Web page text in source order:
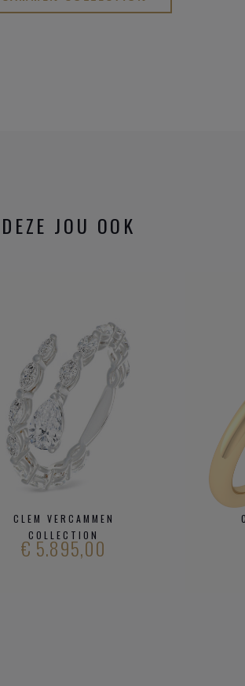
JOU OOK
CLEM VERCAMMEN
COLLECTION
€ 5.895,00